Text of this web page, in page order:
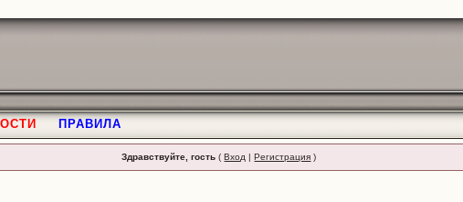
ПРАВИЛА
Здравствуйте, гость (Вход |Регистрация )